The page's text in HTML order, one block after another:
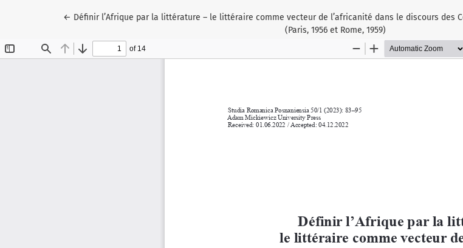
← Wróć do szczegółów artykułu
Définir l’Afrique par la littérature – le littéraire comme vecteur de l’africanité dans le discours des
(Paris, 1956 et Rome, 1959)